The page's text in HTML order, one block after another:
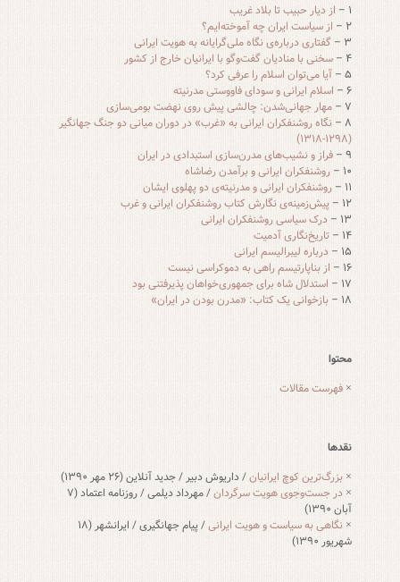
۱ –
از دیار حبیب تا بلاد غریب
۲ –
از سیاست ایران چه آموخته‌ایم؟
۳ –
گفتاری درباره‌ی نگاه ملی‌گرایانه به هویت ایرانی
۴ –
سخنی با منادیان گفت‌و‌گو با ایرانیان خارج از کشور
۵ –
آیا می‌توان اسلام را عرفی کرد؟
۶ –
اسلام ایرانی و سودای فاووستی مدرنیته
۷ –
مهار جهانی‌شدن: چالشی پیش روی نهضت بومی‌سازی
۸ –
نگاه روشنفکران ایرانی به «غرب» در دوران میانی دو جنگ جهانگیر
(۱۲۹۸-۱۳۱۸)
۹ –
فراز و نشیب‌های مدرن‌سازی استبدادی در ایران
۱۰ –
روشنفکران ایرانی و برآمدن رضاشاه
۱۱ –
روشنفکران ایرانی و مدرنیته‌ی دو پهلوی ایشان
۱۲ –
پیش‌زمینه‌ی نگارش کتاب روشنفکران ایرانی و غرب
۱۳ –
درک سیاسی روشنفکران ایرانی
۱۴ –
تاریخ‌نگاری آدمیت
۱۵ –
درباره لیبرالیسم ایرانی
۱۶ –
از بناپارتیسم راهی به دموکراسی نیست
۱۷ –
استدلال شاه برای جمهوری‌خواهان پذیرفتنی بود
۱۸ –
بازخوانی یک کتاب: «مدرن بودن در ایران»
محتوا
× فهرست مقالات
نقدها
× بزرگ‌ترین کوچ ایرانیان/ داریوش دبیر / جدید آنلاین (۲۶ مهر ۱۳۹۰)
× در جست‌وجوی هویت سرگردان
/ مهرداد دیلمی / روزنامه اعتماد (۷
آبان ۱۳۹۰)
× نگاهی به سیاست و هویت ایرانی
/ پیام جهانگیری / ایرانشهر (۱۸
شهریور ۱۳۹۰)